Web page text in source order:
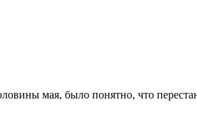
мая, было понятно, что